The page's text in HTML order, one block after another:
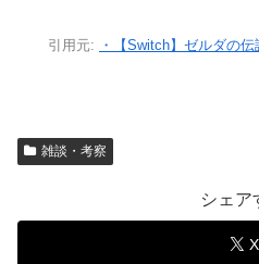
引用元:
・【Switch】ゼルダの
雑談・考察
シェア
X